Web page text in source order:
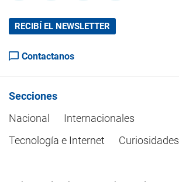
RECIBÍ EL NEWSLETTER
Contactanos
Secciones
Nacional
Internacionales
Tecnología e Internet
Curiosidades